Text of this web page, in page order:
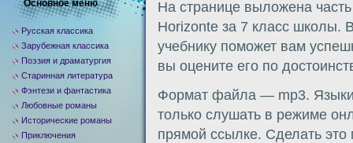
На странице выложена
Horizonte за 7 класс школы.
учебнику поможет вам
вы оцените его по
Формат файла — mp3.
только слушать в режиме
прямой ссылке. Сделать
Основное меню
Русская классика
Зарубежная классика
Поэзия и драматургия
Старинная литература
Фэнтези и фантастика
Любовные романы
Исторические романы
Приключения